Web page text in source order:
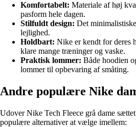
Komfortabelt: Materiale af høj
pasform hele dagen.
Stilfuldt design: Det
lejlighed.
Holdbart: Nike er kendt for deres
klare mange træninger og vaske.
Praktisk lommer: Både hoodien
lommer til opbevaring af småting.
Andre populære Nike
Udover Nike Tech Fleece grå dame
populære alternativer at vælge imellem: